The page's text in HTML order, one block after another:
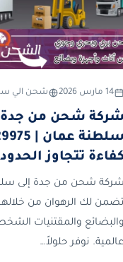
14 مارس 2026 شحن الي
شركة شحن من جدة
كفاءة تتجاوز الحدود
شركة شحن من جدة إلى
تضمن لك الرهوان من خلالها
والبضائع والمقتنيات
عالمية. نوفر حلولاً…